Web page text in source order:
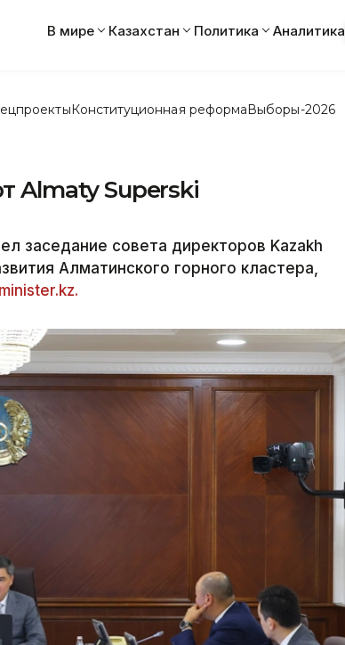
В мире Казахстан Политика Аналитика
Конституционная реформаВыборы-2026
Almaty Superski
заседание совета директоров Kazakh
Алматинского горного кластера,